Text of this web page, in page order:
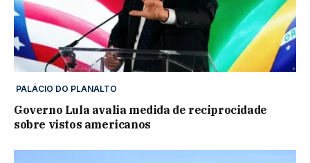
PALÁCIO DO PLANALTO
Governo Lula avalia medida de reciprocidade
sobre vistos americanos